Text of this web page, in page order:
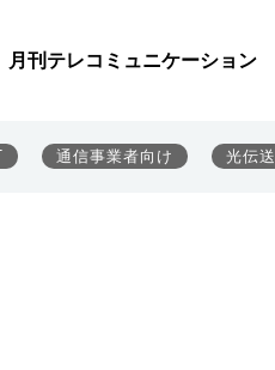
月刊テレコミュニケーション
通信事業者向け 光伝送